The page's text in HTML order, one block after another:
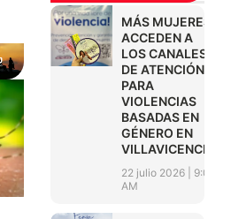
MÁS MUJERES
ACCEDEN A
LOS CANALES
DE ATENCIÓN
PARA
VIOLENCIAS
BASADAS EN
GÉNERO EN
VILLAVICENCIO
22 julio 2026
9:01
AM